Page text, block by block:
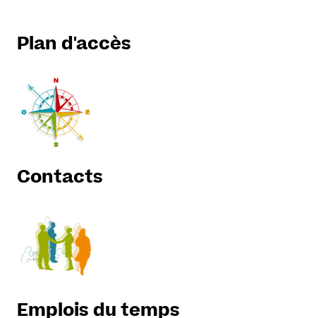
Plan d'accès
Contacts
Emplois du temps